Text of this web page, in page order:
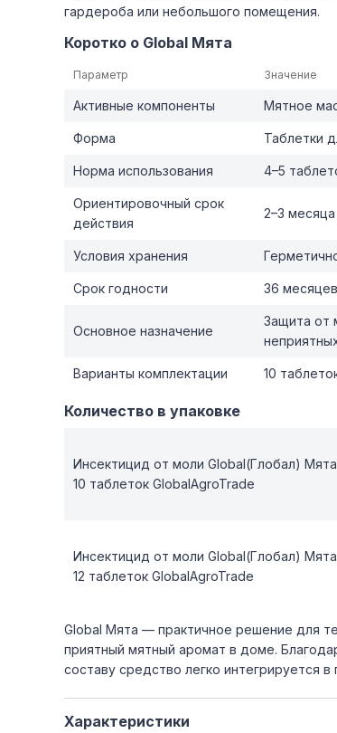
гардероба или небольшого помещения.
Коротко о Global Мята
Параметр Значение
Активные компоненты Мятное
Форма Таблетки
Норма использования 4–5
Ориентировочный срок
действия
2–3
Условия хранения
Срок годности 36 месяцев
Основное назначение
Защита от
Варианты комплектации 10
Количество в упаковке
Инсектицид от моли Global(Глобал) Мята
10 таблеток GlobalAgroTrade
Инсектицид от моли Global(Глобал) Мята
12 таблеток GlobalAgroTrade
Global Мята — практичное решение для
приятный мятный аромат в доме.
составу средство легко интегрируется
Характеристики